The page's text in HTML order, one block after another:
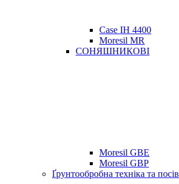
Case IH 4400
Moresil MR
СОНЯШНИКОВІ
Moresil GBE
Moresil GBP
Ґрунтообробна техніка та посів